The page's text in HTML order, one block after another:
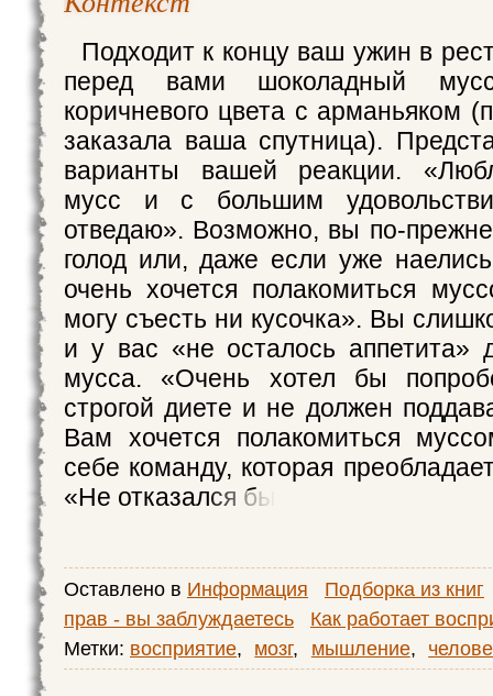
Подходит к концу ваш ужин в
перед вами шоколадный
коричневого цвета с арманьяком
заказала ваша спутница).
варианты вашей реакции.
мусс и с большим
отведаю». Возможно, вы по-
голод или, даже если уже
очень хочется полакомиться
могу съесть ни кусочка». Вы
и у вас «не осталось аппетита»
мусса. «Очень хотел бы
строгой диете и не должен
Вам хочется полакомиться
себе команду, которая
«Не отказался бы
Оставлено в Информация
Подборка из книг
прав - вы заблуждаетесь
Как работает
Метки: восприятие, мозг, мышление,